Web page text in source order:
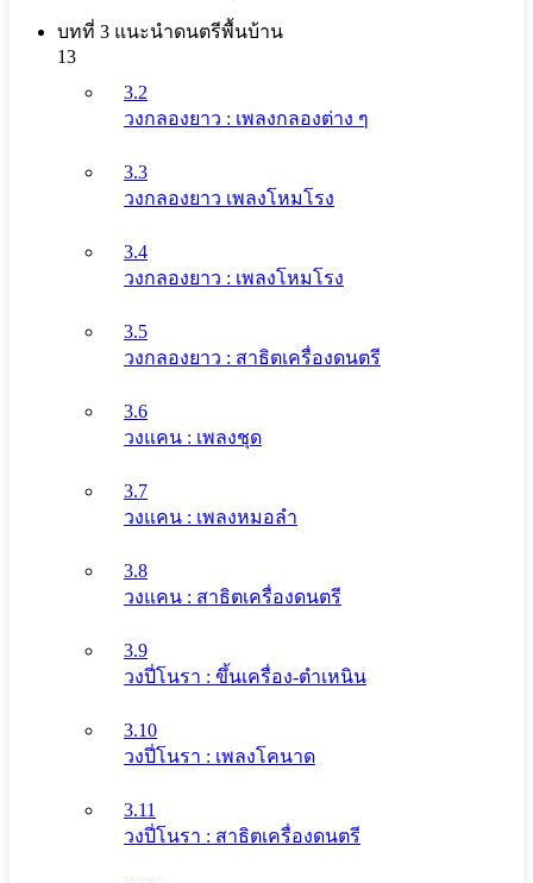
บทที่ 3 แนะนําดนตรีพื้นบ้าน
13
3.2
วงกลองยาว : เพลงกลองต่าง ๆ
3.3
วงกลองยาว เพลงโหมโรง
3.4
วงกลองยาว : เพลงโหมโรง
3.5
วงกลองยาว : สาธิตเครื่องดนตรี
3.6
วงแคน : เพลงชุด
3.7
วงแคน : เพลงหมอลำ
3.8
วงแคน : สาธิตเครื่องดนตรี
3.9
วงปี่โนรา : ขึ้นเครื่อง-ตำเหนิน
3.10
วงปี่โนรา : เพลงโคนาด
3.11
วงปี่โนรา : สาธิตเครื่องดนตรี